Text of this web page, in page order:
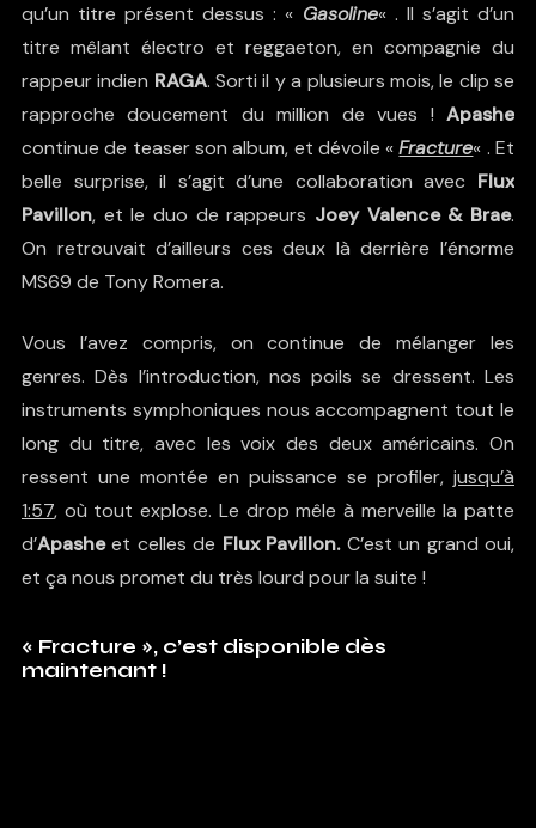
qu’un titre présent dessus : « Gasoline« . Il s’agit d’un
titre mêlant électro et reggaeton, en compagnie du
rappeur indien RAGA. Sorti il y a plusieurs mois, le clip se
rapproche doucement du million de vues !Apashe
continue de teaser son album, et dévoile «Fracture« . Et
belle surprise, il s’agit d’une collaboration avec Flux
Pavillon, et le duo de rappeurs Joey Valence & Brae.
On retrouvait d’ailleurs ces deux là derrièrel’énorme
MS69 de Tony Romera.
Vous l’avez compris, on continue de mélanger les
genres. Dès l’introduction, nos poils se dressent. Les
instruments symphoniques nous accompagnent tout le
long du titre, avec les voix des deux américains. On
ressent une montée en puissance se profiler,jusqu’à
1:57, où tout explose. Le drop mêle à merveille la patte
d’Apasheet celles de Flux Pavillon.C’est un grand oui,
et ça nous promet du très lourd pour la suite !
« Fracture », c’est disponible dès
maintenant !